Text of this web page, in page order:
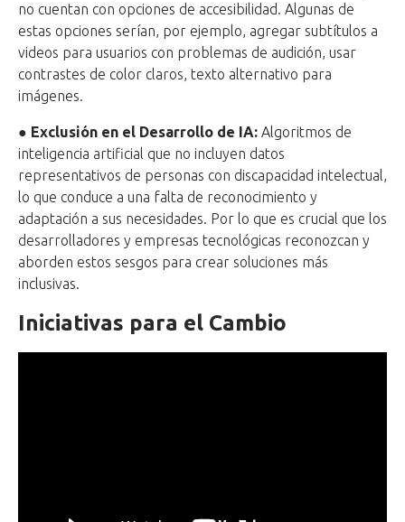
no cuentan con opciones de accesibilidad. Algunas de
estas opciones serían, por ejemplo, agregar subtítulos a
videos para usuarios con problemas de audición, usar
contrastes de color claros, texto alternativo para
imágenes.
● Exclusión en el Desarrollo de IA: Algoritmos de
inteligencia artificial que no incluyen datos
representativos de personas con discapacidad intelectual,
lo que conduce a una falta de reconocimiento y
adaptación a sus necesidades. Por lo que es crucial que los
desarrolladores y empresas tecnológicas reconozcan y
aborden estos sesgos para crear soluciones más
inclusivas.
Iniciativas para el Cambio